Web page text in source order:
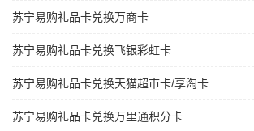
苏宁易购礼品卡兑换万商卡
苏宁易购礼品卡兑换飞银彩虹卡
苏宁易购礼品卡兑换天猫超市卡/享淘卡
苏宁易购礼品卡兑换万里通积分卡